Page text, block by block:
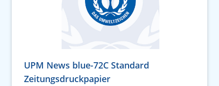
UPM News blue-72C Standard
Zeitungsdruckpapier